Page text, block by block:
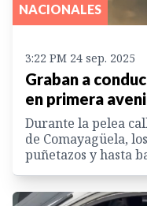
NACIONALES
3:22 PM 24 sep. 2025
Graban a
en primera
Durante la pelea
de Comayagüela,
puñetazos y hasta